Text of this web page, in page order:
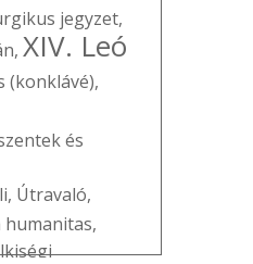
jegyzet,
, XIV. Leó
(konklávé),
és
, Útravaló,
humanitas,